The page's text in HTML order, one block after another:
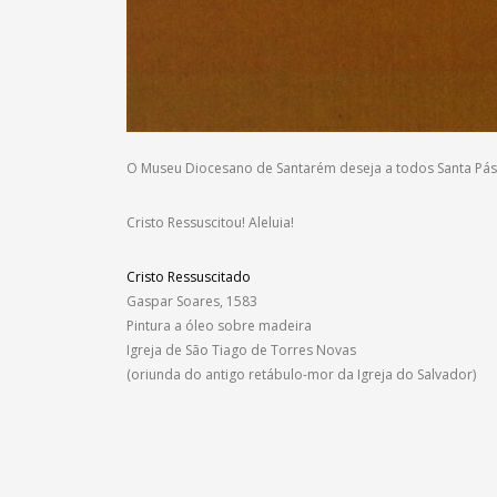
O Museu Diocesano de Santarém deseja a todos Santa
Cristo Ressuscitou! Aleluia!
Cristo Ressuscitado
Gaspar Soares, 1583
Pintura a óleo sobre madeira
Igreja de São Tiago de Torres Novas
(oriunda do antigo retábulo-mor da Igreja do Salvador)